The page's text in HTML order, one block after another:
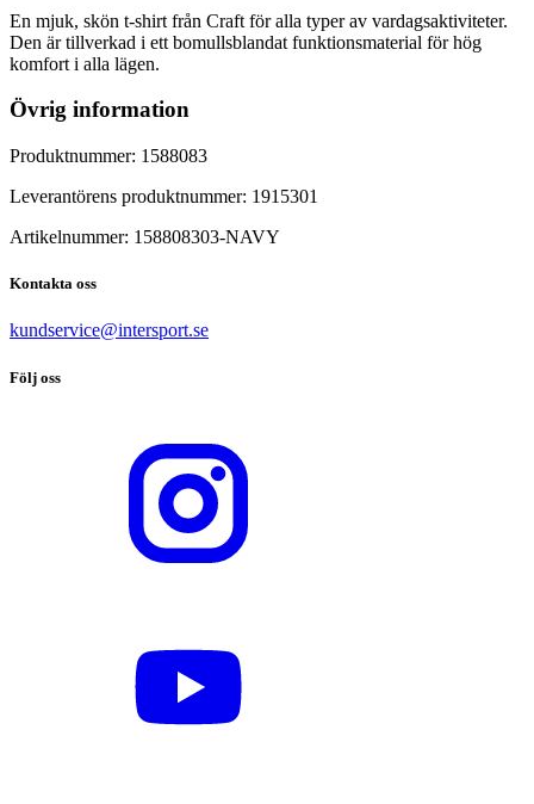
En mjuk, skön t-shirt från Craft för alla typer av vardagsaktiviteter.
Den är tillverkad i ett bomullsblandat funktionsmaterial för hög
komfort i alla lägen.
Övrig information
Produktnummer: 1588083
Leverantörens produktnummer: 1915301
Artikelnummer: 158808303-NAVY
Kontakta oss
kundservice@intersport.se
Följ oss